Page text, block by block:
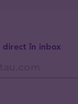
direct în inbox